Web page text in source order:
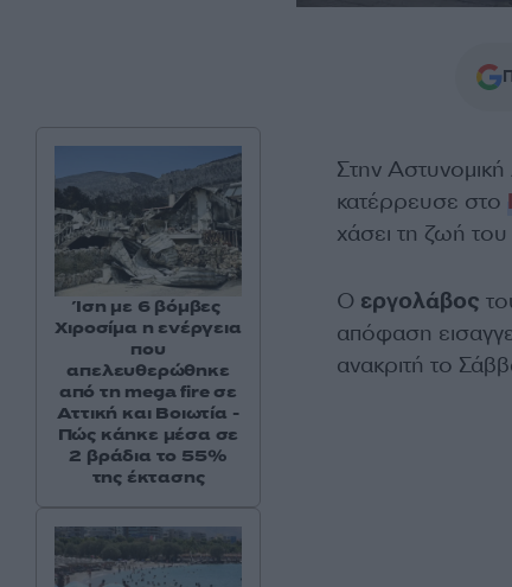
Στην
κατέρρευσε στο
χάσει τη ζωή
Ο εργολάβος
απόφαση
ανακριτή το
Ίση με 6 βόμβες
Χιροσίμα η ενέργεια
που
απελευθερώθηκε
από τη mega fire σε
Αττική και Βοιωτία -
Πώς κάηκε μέσα σε
2 βράδια το 55%
της έκτασης